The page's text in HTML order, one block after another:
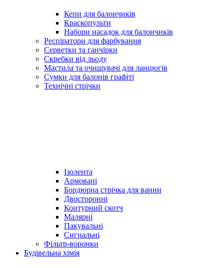
Кепи для балончиків
Краскопульти
Набори насадок для балончиків
Респіратори для фарбування
Серветки та ганчірки
Скребки від льоду
Мастила та очищувачі для ланцюгів
Сумки для балонів графіті
Технічні стрічки
Ізолента
Армовані
Бордюрна стрічка для ванни
Двосторонні
Контурний скотч
Малярні
Пакувальні
Сигнальні
Фільтр-воронки
Будівельна хімія